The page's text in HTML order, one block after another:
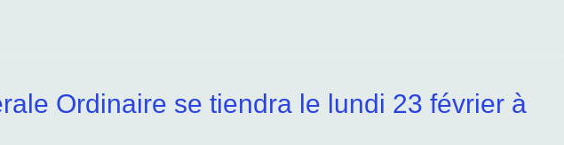
Ordinaire se tiendra le lundi 23 février à